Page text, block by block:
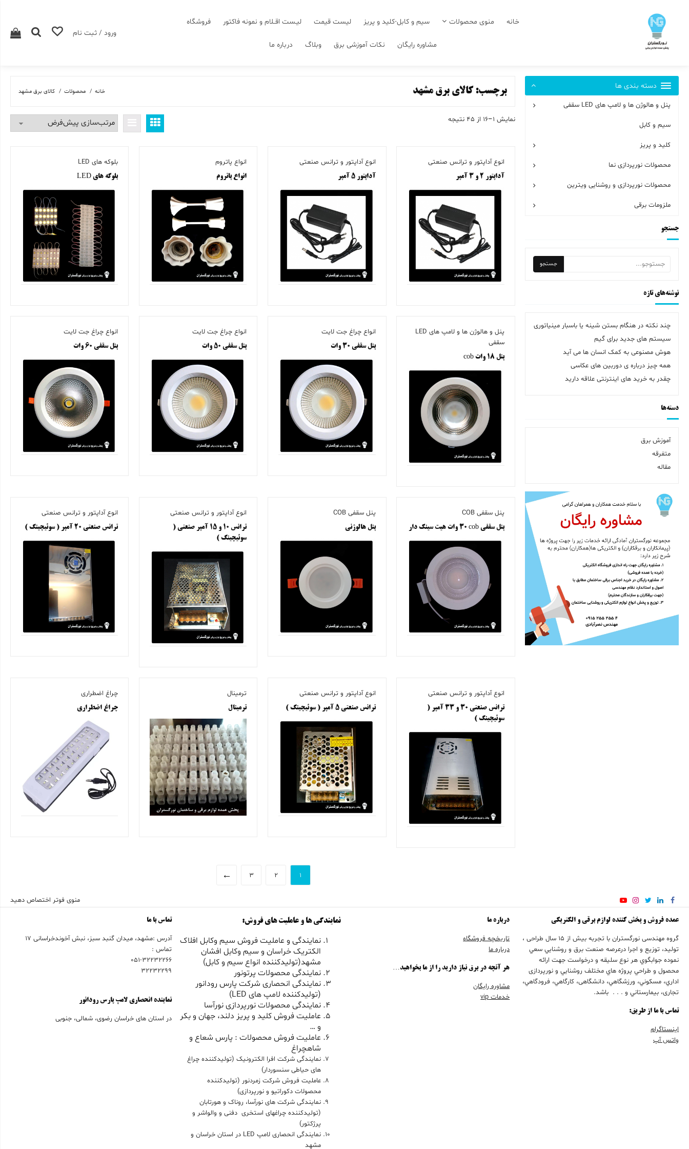
خانه منوی محصولات سیم و کابل-کلید و پریز لیست قیمت لیـست اقــلام و نمونه فاکتور فروشگاه
مشاوره رایگان نکات آموزشی برق وبلاگ درباره ما
ورود / ثبت نام
دسته بندی ها
پنل و هالوژن ها و لامپ های LED سقفی
سیم و کابل
کلید و پریز
محصولات نورپردازی نما
محصولات نورپردازی و روشنایی ویترین
ملزومات برقی
جستجو
نوشته‌های تازه
چند نکته در هنگام بستن شینه یا باسبار مینیاتوری
سیستم های جدید برای گیم
هوش مصنوعی به کمک انسان ها می آید
همه چیز درباره ی دوربین های عکاسی
چقدر به خرید های اینترنتی علاقه دارید
دسته‌ها
آموزش برق
متفرقه
مقاله
برچسب:کالای برق مشهد خانه محصولات کالای برق مشهد
نمایش 1–16 از 45 نتیجه
انوع آداپتور و ترانس صنعتی
آداپتور ۲ و ۳ آمپر
انوع آداپتور و ترانس صنعتی
آداپتور ۵ آمپر
انواع پاتروم
انواع پاتروم
بلوکه های LED
بلوکه های LED
پنل و هالوژن ها و لامپ های LED
سقفی
پنل ۱۸ وات cob
انواع چراغ جت لایت
پنل سقفی ۳۰ وات
انواع چراغ جت لایت
پنل سقفی ۵۰ وات
انواع چراغ جت لایت
پنل سقفی ۶۰ وات
پنل سقفی COB
پنل سقفی cob ٣٠ وات هیت سینک دار
پنل سقفی COB
پنل هالوژنی
انوع آداپتور و ترانس صنعتی
ترانس ۱۰ و ۱۵ آمپر صنعتی (
سوئیچینگ )
انوع آداپتور و ترانس صنعتی
ترانس صنعتی ۲۰ آمپر ( سوئیچینگ )
انوع آداپتور و ترانس صنعتی
ترانس صنعتی ۳۰ و ۳۳ آمپر (
سوئیچینگ )
انوع آداپتور و ترانس صنعتی
ترانس صنعتی ۵ آمپر ( سوئیچینگ )
ترمینال
ترمینال
چراغ اضطراری
چراغ اضطراری
1
2
3
←
منوی فوتر اختصاص دهید
عمده فروش و پخش کننده لوازم برقی و الکتریکی
گروه مهندسی نورگستران با تجربه بيش از 15 سال طراحی ،
تولید، توزیع و اجرا درعرصه صنعت برق و روشنايي سعي
نموده جوابگوي هر نوع سليقه و درخواست جهت ارائه
محصول و طراحي پروژه هاي مختلف روشنايي و نورپردازی
اداري، مسكوني، ورزشگاهي، دانشگاهی، كارگاهي، فرودگاهي،
تجاری، بيمارستاني و . . . باشد.
تماس با ما از طریق:
اینستاگرام
واتس آپ
درباره ما
تاریخچه فروشگاه
درباره ما
هر آنچه در برق نیاز دارید را از ما بخواهید…
مشاوره رایگان
خدمات vip
نمایندگی ها و عاملیت های فروش:
نمایندگی و عاملیت فروش سیم وکابل افلاک
الکتریک خراسان و سیم وکابل افشان
مشهد(تولیدکننده انواع سیم و کابل)
نمایندگی محصولات پرتونور
نمایندگی انحصاری شرکت پارس رودانور
(تولیدکننده لامپ های LED)
نمایندگی محصولات نورپردازی نورآسا
عاملیت فروش کلید و پریز دلند، جهان و بکر
و …
عاملیت فروش محصولات : پارس شعاع و
شاهچراغ
نمایندگی شرکت افرا الکترونیک (تولیدکننده چراغ
های حیاطی سنسوردار)
عاملیت فروش شرکت زمردنور (تولیدکننده
محصولات دکوراتیو و نورپردازی)
نمایندگی شرکت های نورآسا، روناک و هورتابان
(تولیدکننده چراغهای استخری دفنی و والواشر و
پرژکتور)
نمایندگی انحصاری لامپ LED در استان خراسان و
مشهد
تماس با ما
آدرس :مشهد، میدان گنبد سبز، نبش آخوندخراسانی 17
تماس :
051-32232266
32232299
نماینده انحصاری لامپ پارس رودانور
در استان های خراسان رضوی، شمالی، جنوبی